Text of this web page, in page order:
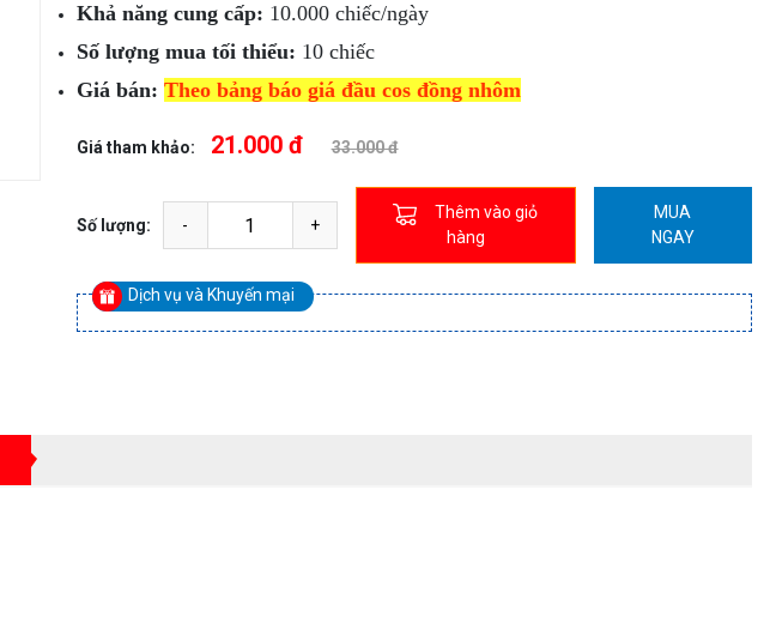
Khả năng cung cấp: 10.000 chiếc/ngày
Số lượng mua tối thiểu: 10 chiếc
Giá bán: Theo bảng báo giá đầu cos đồng nhôm
Giá tham khảo: 21.000 đ 33.000 đ
Số lượng:
Thêm vào giỏ
hàng
MUA
NGAY
Dịch vụ và Khuyến mại